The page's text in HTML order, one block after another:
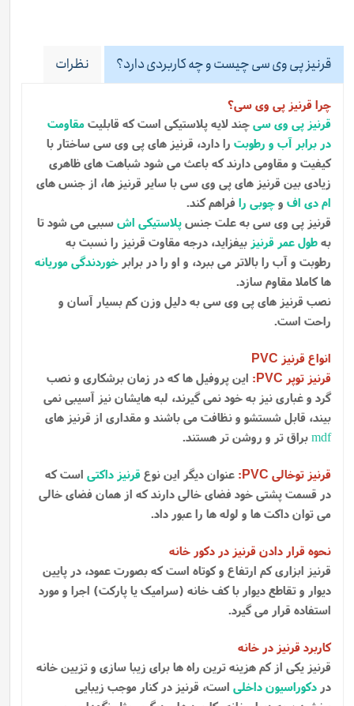
قرنیز پی وی سی چیست و چه کاربردی دارد؟ نظرات
چرا قرنیز پی وی سی؟
قرنیز پی وی سیچند لایه پلاستیکی است که قابلیتمقاومت
در برابر آب و رطوبت را دارد، قرنیز های پی وی سی ساختار با
کیفیت و مقاومی دارند که باعث می شود شباهت های ظاهری
زیادی بین قرنیز های پی وی سی با سایر قرنیز ها، از جنس های
ام دی اف وچوبی را فراهم کند.
قرنیز پی وی سی به علت جنسپلاستیکی اشسببی می شود تا
بهطول عمر قرنیز بیفزاید، درجه مقاوت قرنیز را نسبت به
رطوبت و آب را بالاتر می ببرد، و او را در برابر خوردندگی موریانه
ها کاملا مقاوم سازد.
نصب قرنیز های پی وی سی به دلیل وزن کم بسیار آسان و
راحت است.
انواع قرنیز PVC
قرنیز توپر PVC
: این پروفیل ها که در زمان برشکاری و نصب
گرد و غباری نیز به خود نمی گیرند، لبه هایشان نیز آسیبی نمی
بیند، قابل شستشو و نظافت می باشند و مقداری از قرنیز های
mdfبراق تر و روشن تر هستند.
قرنیز توخالی PVC
: عنوان دیگر این نوعقرنیز داکتی است که
در قسمت پشتی خود فضای خالی دارند که از همان فضای خالی
می توان داکت ها و لوله ها را عبور داد.
نحوه قرار دادن قرنیز در دکور خانه
قرنیز ابزاری کم ارتفاع و کوتاه است که بصورت عمود، در پایین
دیوار و تقاطع دیوار با کف خانه (سرامیک یا پارکت) اجرا و مورد
استفاده قرار می گیرد.
کاربرد قرنیز در خانه
قرنیز یکی از کم هزینه ترین راه ها برای زیبا سازی و تزیین خانه
در دکوراسیون داخلی است، قرنیز در کنار موجب زیبایی